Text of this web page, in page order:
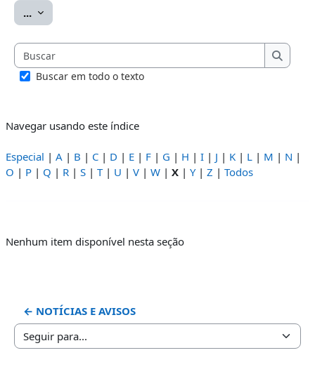
... Exportar itens
Buscar
Buscar
Buscar em todo o texto
Navegar usando este índice
Especial | A | B | C | D | E | F | G | H | I | J | K | L | M | N |
O | P | Q | R | S | T| U | V | W | X | Y| Z | Todos
Nenhum item disponível nesta seção
← NOTÍCIAS E AVISOS
Seguir para...